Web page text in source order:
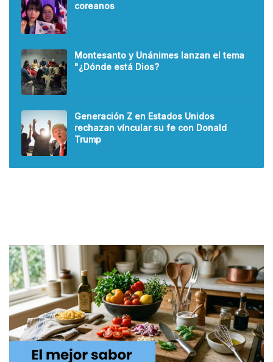
coreanos
Montesanto y Unánimes lanzan el tema
"¿Dónde está Dios?
Generación Z en Estados Unidos
rechazan víncular su fe con Donald
Trump